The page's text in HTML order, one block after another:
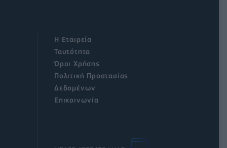
Η Εταιρεία
Ταυτότητα
Όροι Χρήσης
Πολιτική Προστασίας
Δεδομένων
Επικοινωνία